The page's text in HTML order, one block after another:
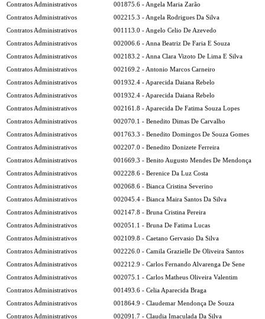
Contratos Administrativos
001875.6 - Angela Maria Zarão
Contratos Administrativos
002215.3 - Angela Rodrigues Da Silva
Contratos Administrativos
001113.0 - Angelo Celio De Azevedo
Contratos Administrativos
002006.6 - Anna Beatriz De Faria E Souza
Contratos Administrativos
002183.2 - Anna Clara Vizoto De Lima E Silva
Contratos Administrativos
002169.2 - Antonio Marcos Carneiro
Contratos Administrativos
001932.4 - Aparecida Daiana Rebelo
Contratos Administrativos
001932.4 - Aparecida Daiana Rebelo
Contratos Administrativos
002161.8 - Aparecida De Fatima Souza Lopes
Contratos Administrativos
002070.1 - Benedito Dimas De Carvalho
Contratos Administrativos
001763.3 - Benedito Domingos De Souza Gomes
Contratos Administrativos
002207.0 - Benedito Donizete Ferreira
Contratos Administrativos
001669.3 - Benito Augusto Mendes De Mendonça
Contratos Administrativos
002228.6 - Berenice Da Luz Costa
Contratos Administrativos
002068.6 - Bianca Cristina Severino
Contratos Administrativos
002045.4 - Bianca Maira Santos Da Silva
Contratos Administrativos
002147.8 - Bruna Cristina Pereira
Contratos Administrativos
002051.1 - Bruna De Fatima Lucas
Contratos Administrativos
002109.8 - Caetano Gervasio Da Silva
Contratos Administrativos
002226.0 - Camila Grazielle De Oliveira Santos
Contratos Administrativos
002212.9 - Carlos Fernando Alvarenga De Sene
Contratos Administrativos
002075.1 - Carlos Matheus Oliveira Valentim
Contratos Administrativos
001493.6 - Celia Aparecida Braga
Contratos Administrativos
001864.9 - Claudemar Mendonça De Souza
Contratos Administrativos
002091.7 - Claudia Imaculada Da Silva